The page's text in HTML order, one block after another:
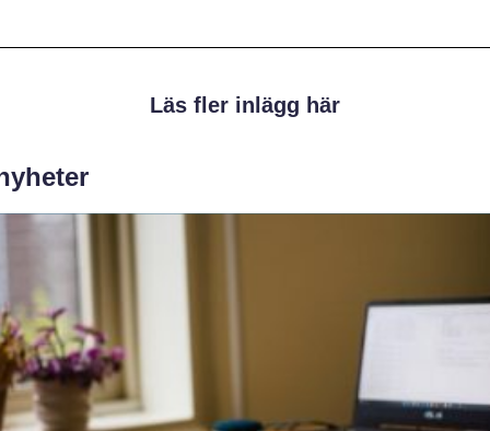
Läs fler inlägg här